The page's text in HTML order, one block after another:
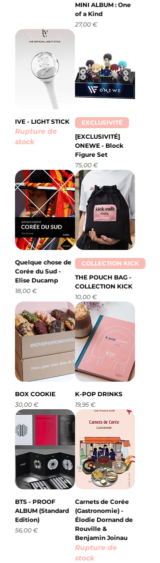
MINI ALBUM : One
of a Kind
Prix
27,00 €
IVE - LIGHT STICK
Rupture de
stock
EXCLUSIVITÉ
[EXCLUSIVITÉ]
ONEWE - Block
Figure Set
Prix
75,00 €
Quelque chose de
Corée du Sud -
Elise Ducamp
Prix
18,00 €
COLLECTION KICK
THE POUCH BAG -
COLLECTION KICK
Prix
10,00 €
BOX COOKIE
Prix
30,00 €
K-POP DRINKS
Prix
19,95 €
BTS - PROOF
ALBUM (Standard
Edition)
Prix
56,00 €
Carnets de Corée
(Gastronomie) -
Élodie Dornand de
Rouville &
Benjamin Joinau
Rupture de
stock